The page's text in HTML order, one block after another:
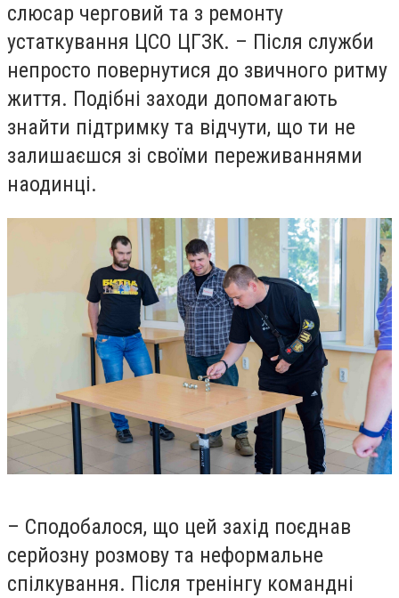
слюсар черговий та з ремонту
устаткування ЦСО ЦГЗК. – Після служби
непросто повернутися до звичного ритму
життя. Подібні заходи допомагають
знайти підтримку та відчути, що ти не
залишаєшся зі своїми переживаннями
наодинці.
– Сподобалося, що цей захід поєднав
серйозну розмову та неформальне
спілкування. Після тренінгу командні